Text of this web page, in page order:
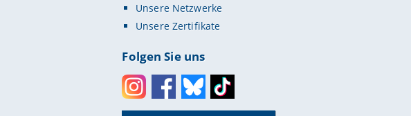
Unsere Netzwerke
Unsere Zertifikate
Folgen Sie uns
InstagramFacebookBlueskyToktok